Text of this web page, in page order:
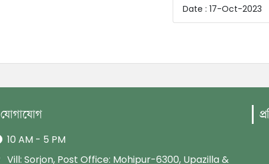
Date : 17-Oct-2023
যোগাযোগ
10 AM - 5 PM
Vill: Sorjon, Post Office: Mohipur-6300, Upazilla &